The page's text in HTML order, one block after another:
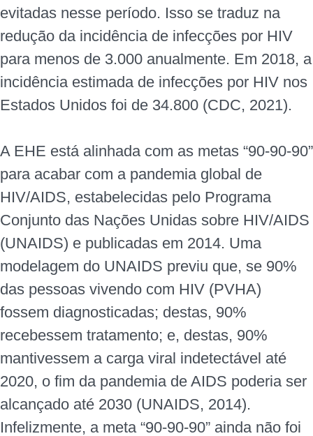
evitadas nesse período. Isso se traduz na
redução da incidência de infecções por HIV
para menos de 3.000 anualmente. Em 2018, a
incidência estimada de infecções por HIV nos
Estados Unidos foi de 34.800 (CDC, 2021).
A EHE está alinhada com as metas “90-90-90”
para acabar com a pandemia global de
HIV/AIDS, estabelecidas pelo Programa
Conjunto das Nações Unidas sobre HIV/AIDS
(UNAIDS) e publicadas em 2014. Uma
modelagem do UNAIDS previu que, se 90%
das pessoas vivendo com HIV (PVHA)
fossem diagnosticadas; destas, 90%
recebessem tratamento; e, destas, 90%
mantivessem a carga viral indetectável até
2020, o fim da pandemia de AIDS poderia ser
alcançado até 2030 (UNAIDS, 2014).
Infelizmente, a meta “90-90-90” ainda não foi